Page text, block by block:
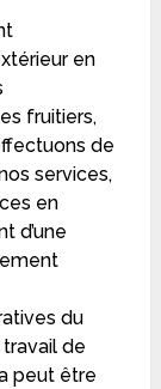
en
fruitiers,
de
services,
en
d’une
du
de
peut être